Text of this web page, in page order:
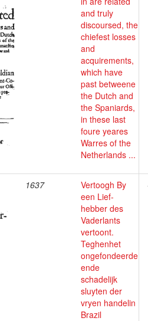
and truly
discoursed, the
chiefest losses
and
acquirements,
which have
past betweene
the Dutch and
the Spaniards,
in these last
foure yeares
Warres of the
Netherlands ...
1637
Vertoogh By
een Lief-
hebber des
Vaderlants
vertoont.
Teghenhet
ongefondeerde
ende
schadelijk
sluyten der
vryen handelin
Brazil